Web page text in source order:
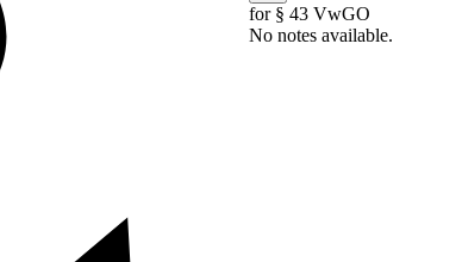
for § 43 VwGO
No notes available.